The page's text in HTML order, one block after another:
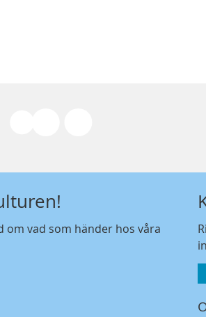
vad som händer hos våra